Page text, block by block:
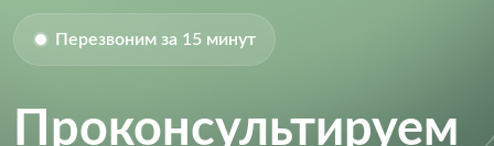
Перезвоним за 15 минут
Проконсультируем